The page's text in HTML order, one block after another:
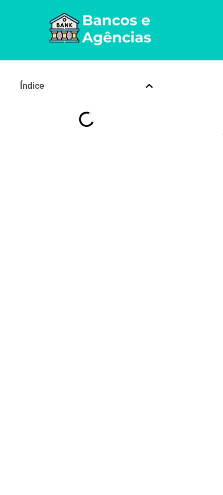
Índice